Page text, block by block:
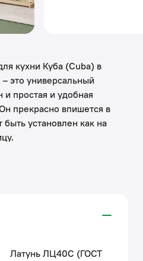
кухни Куба (Cuba) в
это универсальный
простая и удобная
прекрасно впишется в
установлен как на
точность
и напора воды — за счет
надежному корпусу из
температуры
Латунь ЛЦ40C (ГОСТ